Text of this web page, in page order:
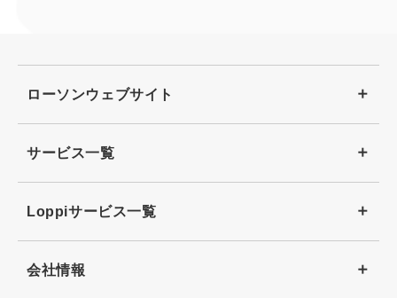
ローソンウェブサイト
サービス一覧
Loppiサービス一覧
会社情報